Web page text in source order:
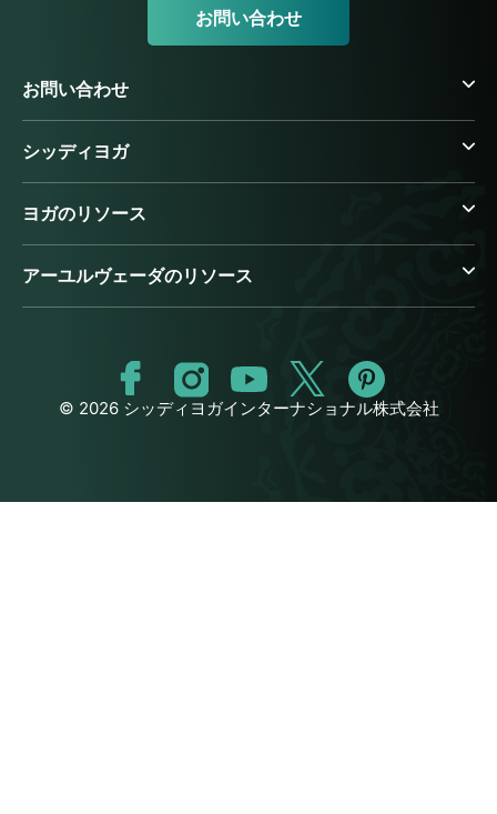
お問い合わせ
お問い合わせ
シッディヨガ
ヨガのリソース
アーユルヴェーダのリソース
© 2026 シッディヨガインターナショナル株式会社